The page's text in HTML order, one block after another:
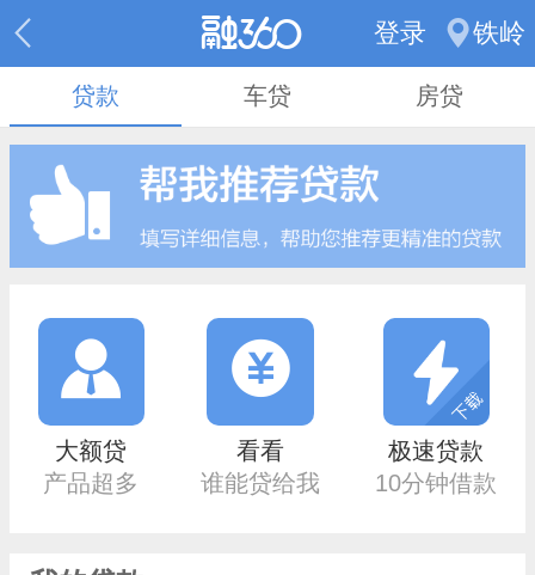
登录 铁岭
贷款 车贷 房贷
大额贷
产品超多
看看
谁能贷给我
极速贷款
10分钟借款